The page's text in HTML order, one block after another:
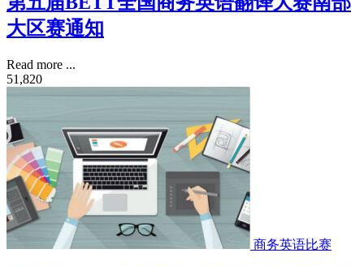
大区赛通知
Read more ...
51,820
商务英语比赛